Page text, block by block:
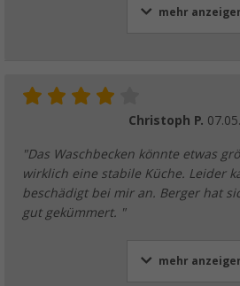
mehr
Christoph P.
"Das Waschbecken könnte etwas
wirklich eine stabile Küche. Leider
beschädigt bei mir an. Berger hat
gut gekümmert. "
mehr